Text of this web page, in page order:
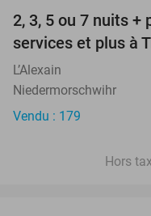
2, 3, 5 ou 7 nuits
services et plus à
L’Alexain
Niedermorschwihr
Vendu : 179
Hors